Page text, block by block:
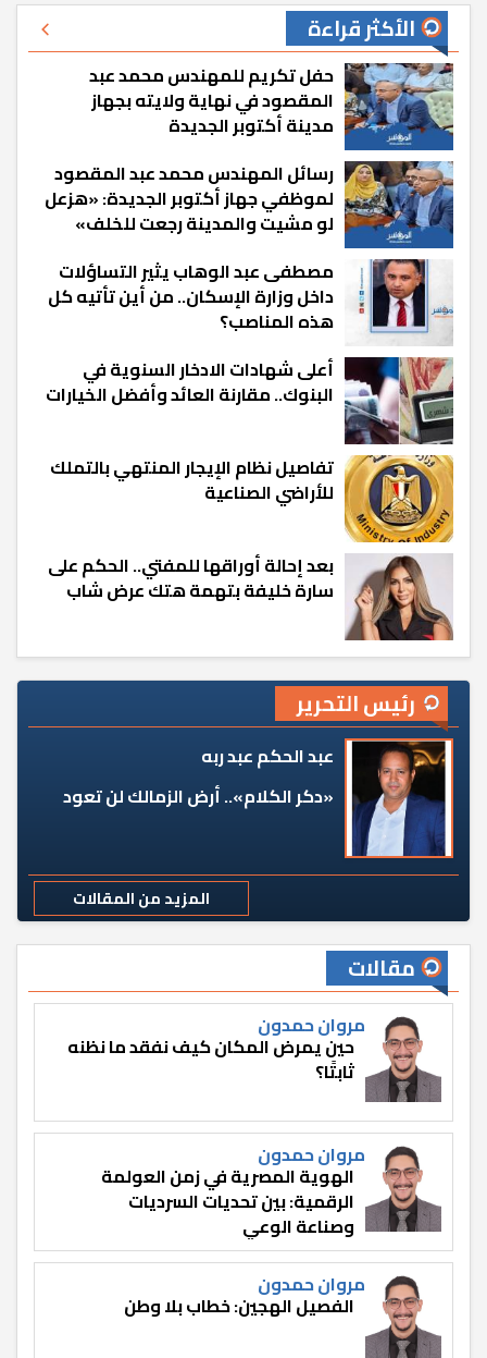
الأكثر قراءة
حفل تكريم للمهندس محمد عبد
المقصود في نهاية ولايته بجهاز
مدينة أكتوبر الجديدة
رسائل المهندس محمد عبد المقصود
لموظفي جهاز أكتوبر الجديدة: «هزعل
لو مشيت والمدينة رجعت للخلف»
مصطفى عبد الوهاب يثير التساؤلات
داخل وزارة الإسكان.. من أين تأتيه كل
هذه المناصب؟
أعلى شهادات الادخار السنوية في
البنوك.. مقارنة العائد وأفضل الخيارات
تفاصيل نظام الإيجار المنتهي بالتملك
للأراضي الصناعية
بعد إحالة أوراقها للمفتي.. الحكم على
سارة خليفة بتهمة هتك عرض شاب
رئيس التحرير
عبد الحكم عبد ربه
«دكر الكلام».. أرض الزمالك لن تعود
المزيد من المقالات
مقالات
مروان حمدون
حين يمرض المكان كيف نفقد ما نظنه
ثابتًا؟
مروان حمدون
الهوية المصرية في زمن العولمة
الرقمية: بين تحديات السرديات
وصناعة الوعي
مروان حمدون
الفصيل الهجين: خطاب بلا وطن